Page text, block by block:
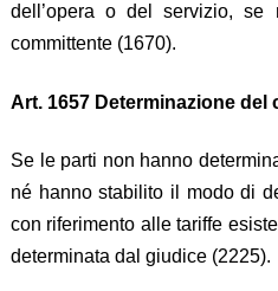
dell’opera o del servizio, se
committente (1670).
Art. 1657 Determinazione del
Se le parti non hanno
né hanno stabilito il modo di
con riferimento alle tariffe
determinata dal giudice (2225).